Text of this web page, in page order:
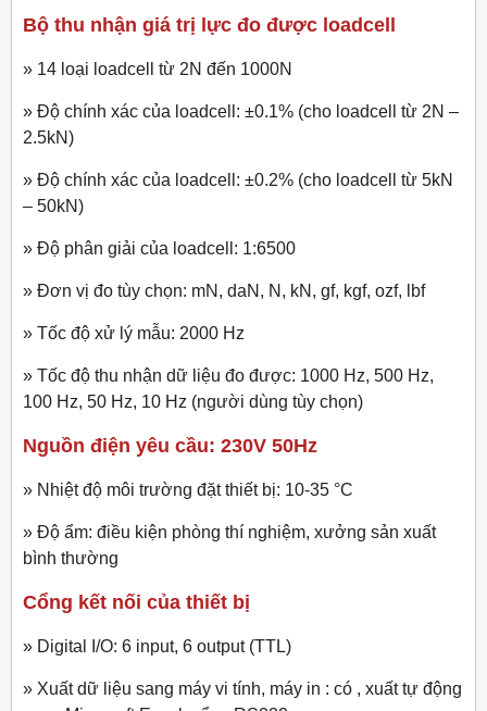
Bộ thu nhận giá trị lực đo được loadcell
» 14 loại loadcell từ 2N đến 1000N
» Độ chính xác của loadcell: ±0.1% (cho loadcell từ 2N –
2.5kN)
» Độ chính xác của loadcell: ±0.2% (cho loadcell từ 5kN
– 50kN)
» Độ phân giải của loadcell: 1:6500
» Đơn vị đo tùy chọn: mN, daN, N, kN, gf, kgf, ozf, lbf
» Tốc độ xử lý mẫu: 2000 Hz
» Tốc độ thu nhận dữ liệu đo được: 1000 Hz, 500 Hz,
100 Hz, 50 Hz, 10 Hz (người dùng tùy chọn)
Nguồn điện yêu cầu: 230V 50Hz
» Nhiệt độ môi trường đặt thiết bị: 10-35 °C
» Độ ẩm: điều kiện phòng thí nghiệm, xưởng sản xuất
bình thường
Cổng kết nối của thiết bị
» Digital I/O: 6 input, 6 output (TTL)
» Xuất dữ liệu sang máy vi tính, máy in : có , xuất tự động